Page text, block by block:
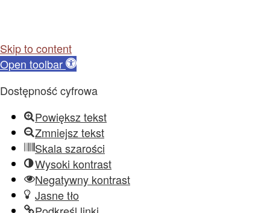
Skip to content
Open toolbar
Dostępność cyfrowa
Powiększ tekst
Zmniejsz tekst
Skala szarości
Wysoki kontrast
Negatywny kontrast
Jasne tło